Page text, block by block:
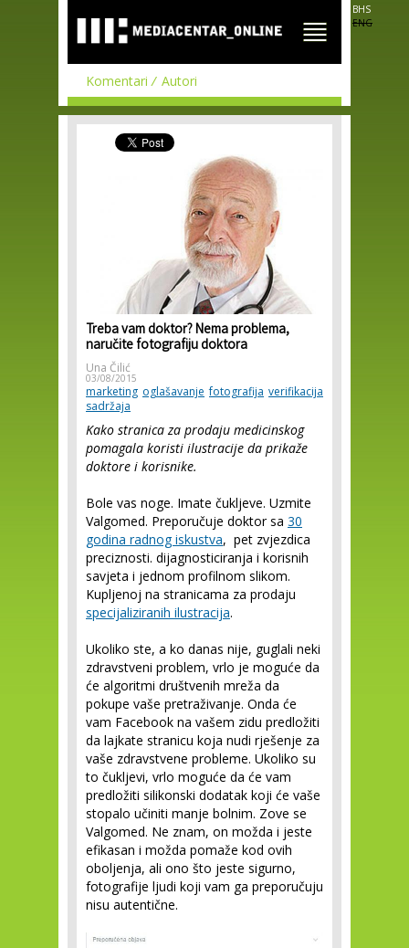
main
content
BHS
ENG
Komentari Autori
Treba vam doktor? Nema problema,
naručite fotografiju doktora
Una Čilić
03/08/2015
marketing oglašavanje fotografija verifikacija
sadržaja
Kako stranica za prodaju medicinskog
pomagala koristi ilustracije da prikaže
doktore i korisnike.
Bole vas noge. Imate čukljeve. Uzmite
Valgomed. Preporučuje doktor sa 30
godina radnog iskustva, pet zvjezdica
preciznosti. dijagnosticiranja i korisnih
savjeta i jednom profilnom slikom.
Kupljenoj na stranicama za prodaju
specijaliziranih ilustracija.
Ukoliko ste, a ko danas nije, guglali neki
zdravstveni problem, vrlo je moguće da
će algoritmi društvenih mreža da
pokupe vaše pretraživanje. Onda će
vam Facebook na vašem zidu predložiti
da lajkate stranicu koja nudi rješenje za
vaše zdravstvene probleme. Ukoliko su
to čukljevi, vrlo moguće da će vam
predložiti silikonski dodatak koji će vaše
stopalo učiniti manje bolnim. Zove se
Valgomed. Ne znam, on možda i jeste
efikasan i možda pomaže kod ovih
oboljenja, ali ono što jeste sigurno,
fotografije ljudi koji vam ga preporučuju
nisu autentične.